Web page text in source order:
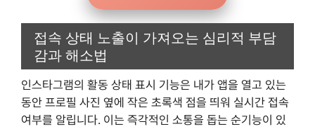
접속 상태 노출이 가져오는 심리적 부담
감과 해소법
인스타그램의 활동 상태 표시 기능은 내가 앱을 열고 있는
동안 프로필 사진 옆에 작은 초록색 점을 띄워 실시간 접속
여부를 알립니다. 이는 즉각적인 소통을 돕는 순기능이 있